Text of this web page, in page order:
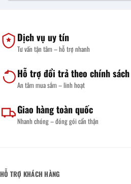
Dịch vụ uy tín
Tư vấn tận tâm – hỗ trợ nhanh
Hỗ trợ đổi trả theo chính sách
An tâm mua sắm – linh hoạt
Giao hàng toàn quốc
Nhanh chóng – đóng gói cẩn thận
HỖ TRỢ KHÁCH HÀNG